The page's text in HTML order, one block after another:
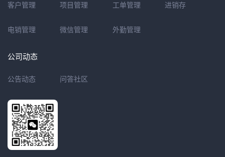
客户管理 项目管理 工单管理 进销存
电销管理 微信管理 外勤管理
公司动态
公告动态 问答社区